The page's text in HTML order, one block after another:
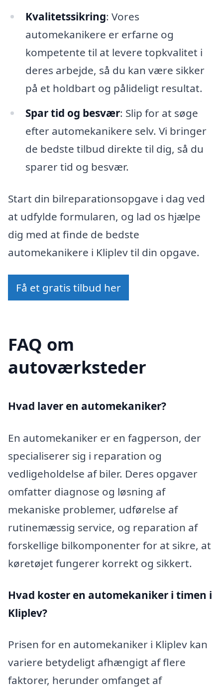
Kvalitetssikring: Vores
automekanikere er erfarne og
kompetente til at levere topkvalitet i
deres arbejde, så du kan være sikker
på et holdbart og pålideligt resultat.
Spar tid og besvær: Slip for at søge
efter automekanikere selv. Vi bringer
de bedste tilbud direkte til dig, så du
sparer tid og besvær.
Start din bilreparationsopgave i dag ved
at udfylde formularen, og lad os hjælpe
dig med at finde de bedste
automekanikere i Kliplev til din opgave.
Få et gratis tilbud her
FAQ om
autoværksteder
Hvad laver en automekaniker?
En automekaniker er en fagperson, der
specialiserer sig i reparation og
vedligeholdelse af biler. Deres opgaver
omfatter diagnose og løsning af
mekaniske problemer, udførelse af
rutinemæssig service, og reparation af
forskellige bilkomponenter for at sikre, at
køretøjet fungerer korrekt og sikkert.
Hvad koster en automekaniker i timen i
Kliplev?
Prisen for en automekaniker i Kliplev kan
variere betydeligt afhængigt af flere
faktorer, herunder omfanget af